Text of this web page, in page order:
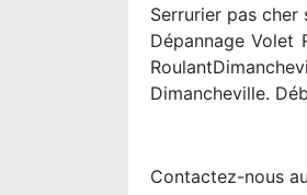
Serrurier pas cher
Dépannage Volet
Dimancheville.
Contactez-nous au